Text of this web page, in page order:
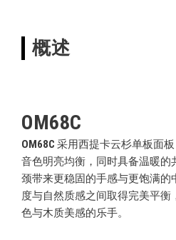
概述
OM68C
OM68C 采用西提卡云杉单板面
音色明亮均衡，同时具备温暖的
颈带来更稳固的手感与更饱满的
度与自然质感之间取得完美平衡
色与木质美感的乐手。